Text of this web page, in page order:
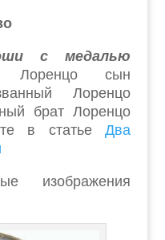
с медалью
сын
Лоренцо
брат Лоренцо
в статьеДва
изображения